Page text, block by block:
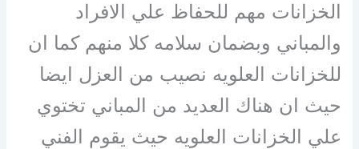
الخزانات مهم للحفاظ علي الافراد
والمباني وبضمان سلامه كلا منهم كما ان
للخزانات العلويه نصيب من العزل ايضا
حيث ان هناك العديد من المباني تختوي
علي الخزانات العلويه حيث يقوم الفني